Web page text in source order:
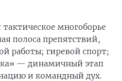
многоборье
полоса препятствий,
работы; гиревой спорт;
— динамичный этап
и командный дух.